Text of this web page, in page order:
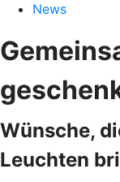
News
Wünsche,
Leuchten